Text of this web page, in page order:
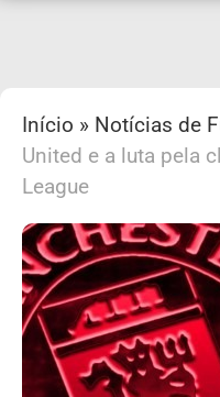
Início » Notícias de
United e a luta pela
League